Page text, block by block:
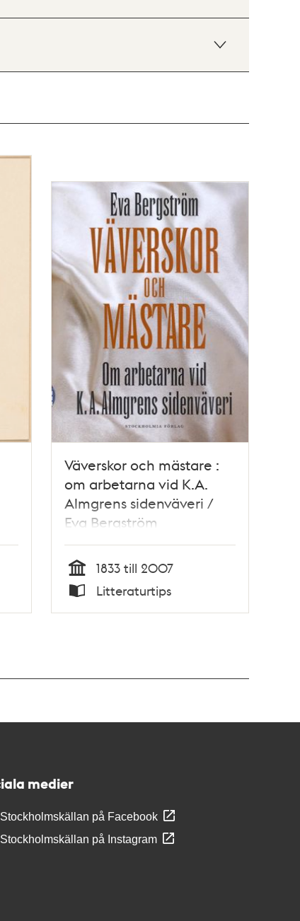
Väverskor och mästare :
om arbetarna vid K.A.
Almgrens sidenväveri /
Eva Bergström
Tid
1833 till 2007
Typ
Litteraturtips
medier
Stockholmskällan på Facebook
Stockholmskällan på Instagram